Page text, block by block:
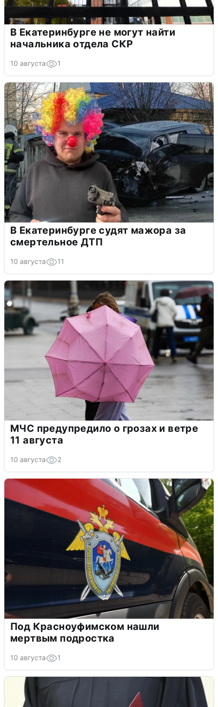
В Екатеринбурге не могут найти
начальника отдела СКР
10 августа 1
В Екатеринбурге судят мажора за
смертельное ДТП
10 августа 11
МЧС предупредило о грозах и ветре
11 августа
10 августа 2
Под Красноуфимском нашли
мертвым подростка
10 августа 1